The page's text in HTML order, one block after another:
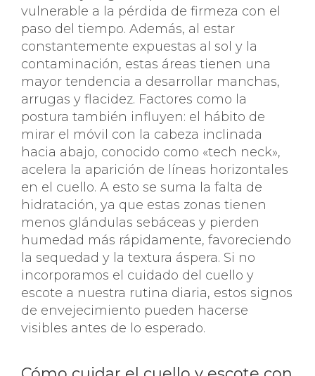
vulnerable a la pérdida de firmeza con el
paso del tiempo. Además, al estar
constantemente expuestas al sol y la
contaminación, estas áreas tienen una
mayor tendencia a desarrollar manchas,
arrugas y flacidez. Factores como la
postura también influyen: el hábito de
mirar el móvil con la cabeza inclinada
hacia abajo, conocido como «tech neck»,
acelera la aparición de líneas horizontales
en el cuello. A esto se suma la falta de
hidratación, ya que estas zonas tienen
menos glándulas sebáceas y pierden
humedad más rápidamente, favoreciendo
la sequedad y la textura áspera. Si no
incorporamos el cuidado del cuello y
escote a nuestra rutina diaria, estos signos
de envejecimiento pueden hacerse
visibles antes de lo esperado.